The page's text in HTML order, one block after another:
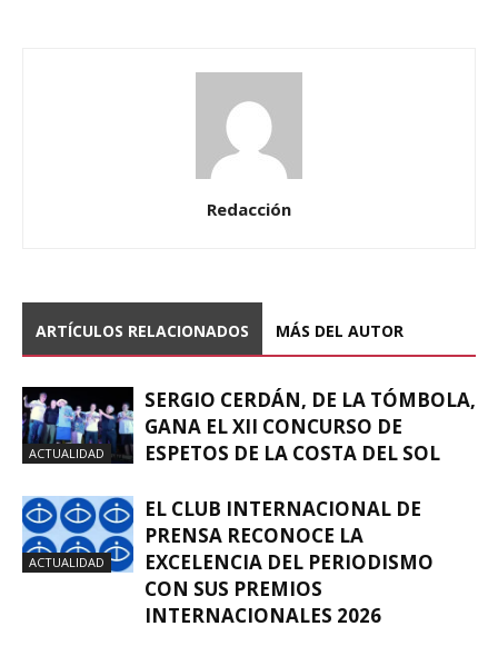
Redacción
ARTÍCULOS RELACIONADOS MÁS DEL AUTOR
ACTUALIDAD
SERGIO CERDÁN, DE LA TÓMBOLA,
GANA EL XII CONCURSO DE
ESPETOS DE LA COSTA DEL SOL
ACTUALIDAD
EL CLUB INTERNACIONAL DE
PRENSA RECONOCE LA
EXCELENCIA DEL PERIODISMO
CON SUS PREMIOS
INTERNACIONALES 2026